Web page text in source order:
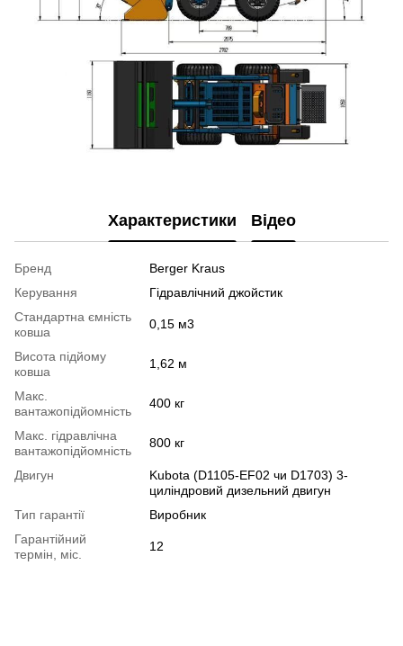
Характеристики Відео
Бренд
Berger Kraus
Керування
Гідравлічний джойстик
Стандартна ємність
ковша
0,15 м3
Висота підйому
ковша
1,62 м
Макс.
вантажопідйомність
400 кг
Макс. гідравлічна
вантажопідйомність
800 кг
Двигун
Kubota (D1105-EF02 чи D1703) 3-
циліндровий дизельний двигун
Тип гарантії
Виробник
Гарантійний
термін, міс.
12